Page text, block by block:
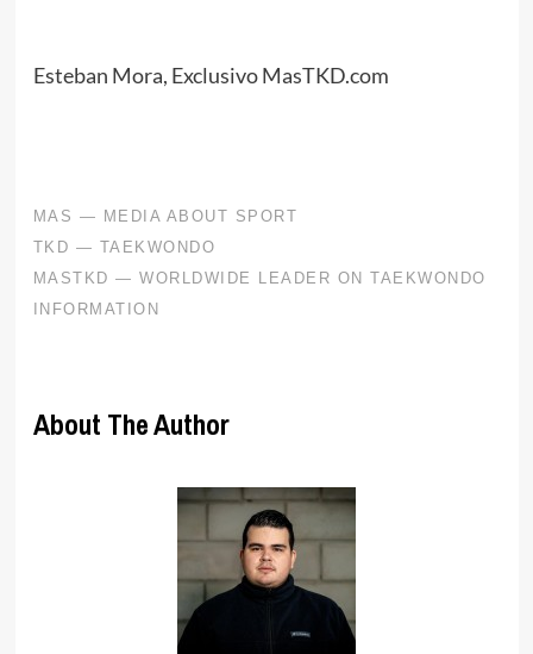
Esteban Mora, Exclusivo MasTKD.com
About The Author